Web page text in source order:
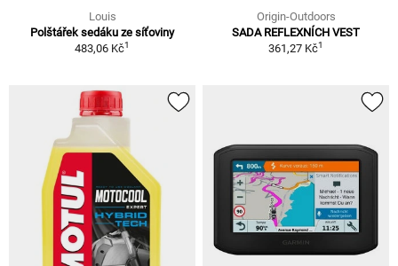
Louis
Polštářek sedáku ze síťoviny
483,06 Kč1
Origin-Outdoors
SADA REFLEXNÍCH VEST
361,27 Kč1